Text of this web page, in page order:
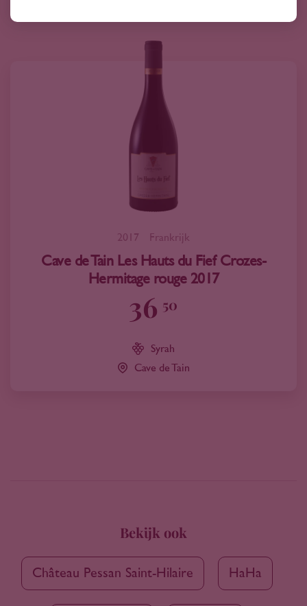
2017 Frankrijk
Cave de Tain Les Hauts du Fief Crozes-
Hermitage rouge 2017
36 50
Syrah
Cave de Tain
Bekijk ook
Château Pessan Saint-Hilaire HaHa